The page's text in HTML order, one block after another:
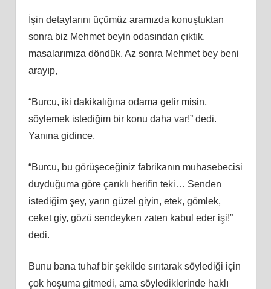
İşin detaylarını üçümüz aramızda konuştuktan
sonra biz Mehmet beyin odasından çıktık,
masalarımıza döndük. Az sonra Mehmet bey beni
arayıp,
“Burcu, iki dakikalığına odama gelir misin,
söylemek istediğim bir konu daha var!” dedi.
Yanına gidince,
“Burcu, bu görüşeceğiniz fabrikanın muhasebecisi
duyduğuma göre çarıklı herifin teki… Senden
istediğim şey, yarın güzel giyin, etek, gömlek,
ceket giy, gözü sendeyken zaten kabul eder işi!”
dedi.
Bunu bana tuhaf bir şekilde sırıtarak söylediği için
çok hoşuma gitmedi, ama söylediklerinde haklı